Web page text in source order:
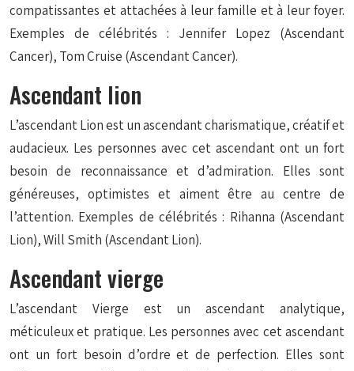
compatissantes et attachées à leur famille et à leur foyer.
Exemples de célébrités : Jennifer Lopez (Ascendant
Cancer), Tom Cruise (Ascendant Cancer).
Ascendant lion
L’ascendant Lion est un ascendant charismatique, créatif et
audacieux. Les personnes avec cet ascendant ont un fort
besoin de reconnaissance et d’admiration. Elles sont
généreuses, optimistes et aiment être au centre de
l’attention. Exemples de célébrités : Rihanna (Ascendant
Lion), Will Smith (Ascendant Lion).
Ascendant vierge
L’ascendant Vierge est un ascendant analytique,
méticuleux et pratique. Les personnes avec cet ascendant
ont un fort besoin d’ordre et de perfection. Elles sont